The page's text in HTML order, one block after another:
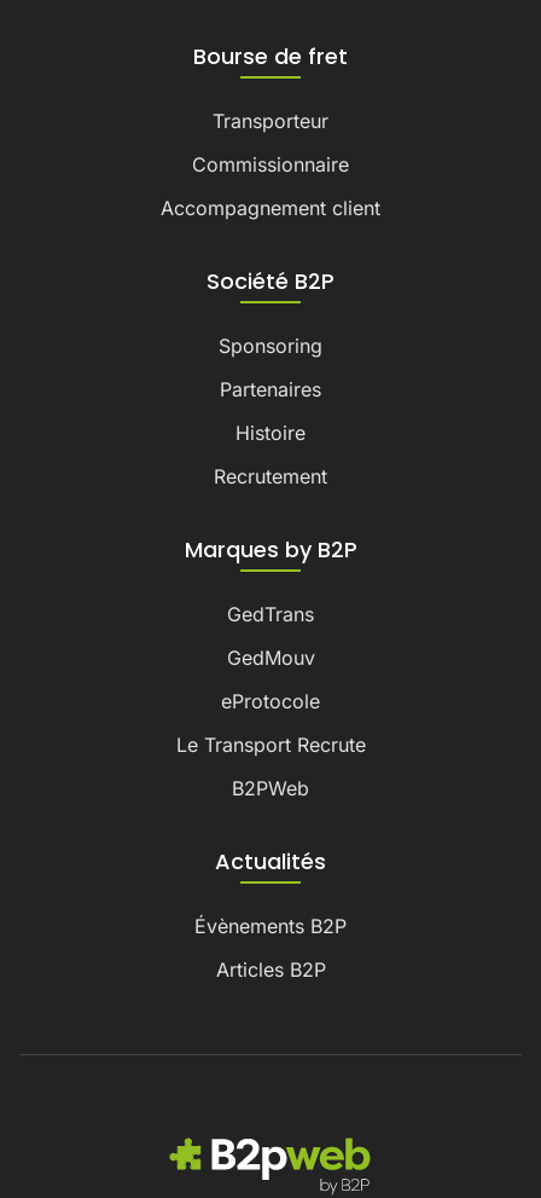
Bourse de fret
Transporteur
Commissionnaire
Accompagnement client
Société B2P
Sponsoring
Partenaires
Histoire
Recrutement
Marques by B2P
GedTrans
GedMouv
eProtocole
Le Transport Recrute
B2PWeb
Actualités
Évènements B2P
Articles B2P